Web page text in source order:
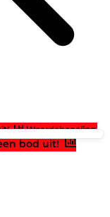
Waardebepaling
bod uit!